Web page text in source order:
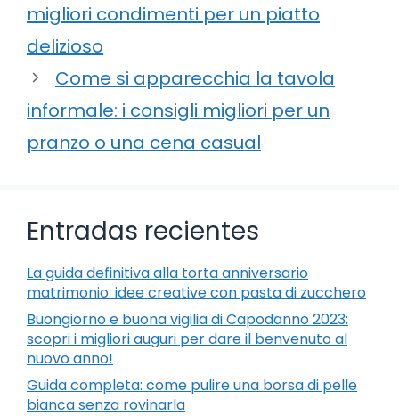
migliori condimenti per un piatto
delizioso
Come si apparecchia la tavola
informale: i consigli migliori per un
pranzo o una cena casual
Entradas recientes
La guida definitiva alla torta anniversario
matrimonio: idee creative con pasta di zucchero
Buongiorno e buona vigilia di Capodanno 2023:
scopri i migliori auguri per dare il benvenuto al
nuovo anno!
Guida completa: come pulire una borsa di pelle
bianca senza rovinarla